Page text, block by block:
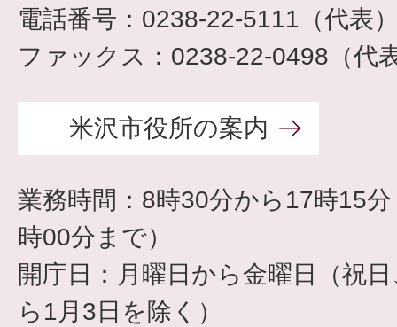
電話番号：0238-22-5111（代表
ファックス：0238-22-0498（代
米沢市役所の案内
業務時間：8時30分から17時15
時00分まで）
開庁日：月曜日から金曜日（祝
ら1月3日を除く）